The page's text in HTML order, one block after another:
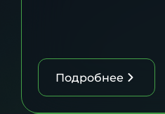
Подробнее